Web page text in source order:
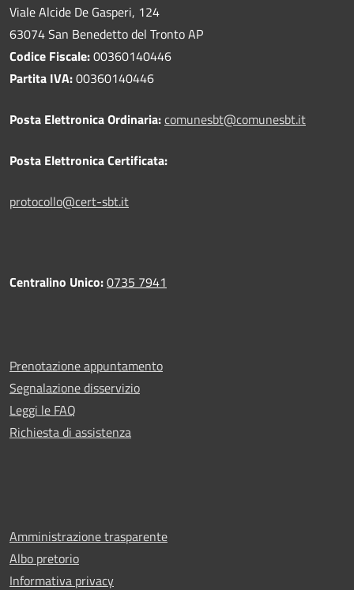
Viale Alcide De Gasperi, 124
63074 San Benedetto del Tronto AP
Codice Fiscale:00360140446
Partita IVA:00360140446
Posta Elettronica Ordinaria:comunesbt@comunesbt.it
Posta Elettronica Certificata:
protocollo@cert-sbt.it
Centralino Unico:0735 7941
Prenotazione appuntamento
Segnalazione disservizio
Leggi le FAQ
Richiesta di assistenza
Amministrazione trasparente
Albo pretorio
Informativa privacy